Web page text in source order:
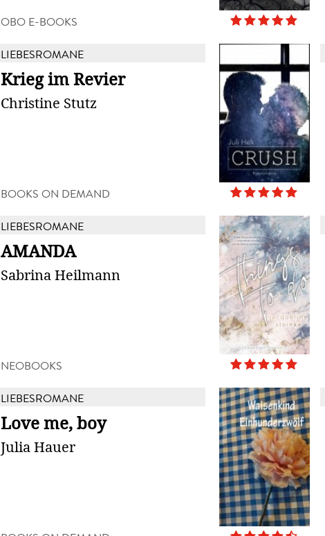
OBO E-BOOKS
LIEBESROMANE
Krieg im Revier
Christine Stutz
BOOKS ON DEMAND
LIEBESROMANE
AMANDA
Sabrina Heilmann
NEOBOOKS
LIEBESROMANE
Love me, boy
Julia Hauer